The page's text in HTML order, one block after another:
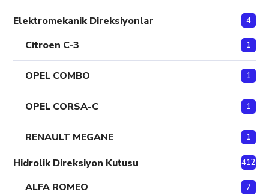
Elektromekanik Direksiyonlar 4
Citroen C-3 1
OPEL COMBO 1
OPEL CORSA-C 1
RENAULT MEGANE 1
Hidrolik Direksiyon Kutusu 412
ALFA ROMEO 7